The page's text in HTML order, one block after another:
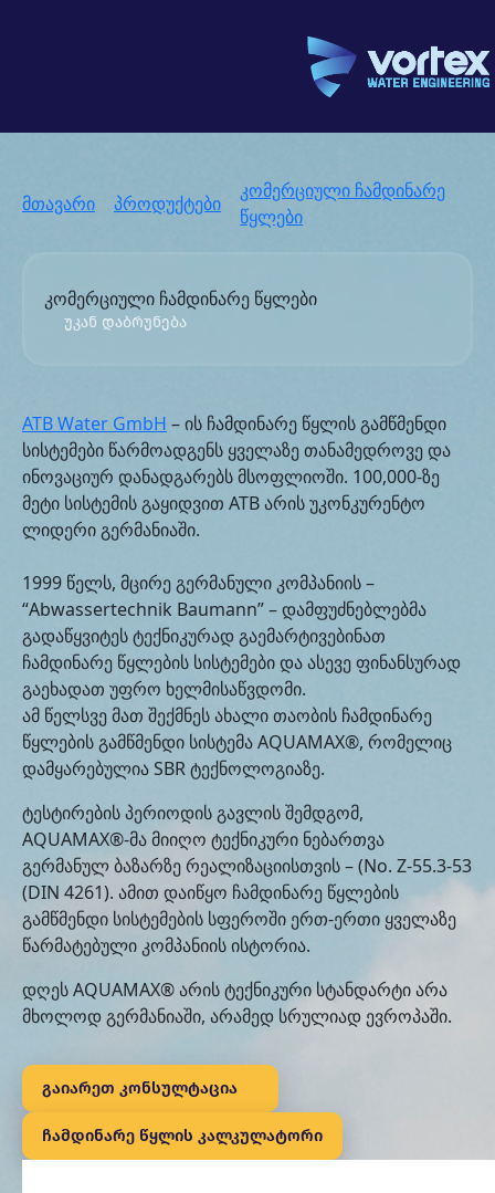
მთავარი პროდუქტები
კომერციული ჩამდინარე
წყლები
კომერციული ჩამდინარე წყლები
უკან დაბრუნება
ATB Water GmbH – ის ჩამდინარე წყლის გამწმენდი
სისტემები წარმოადგენს ყველაზე თანამედროვე და
ინოვაციურ დანადგარებს მსოფლიოში. 100,000-ზე
მეტი სისტემის გაყიდვით ATB არის უკონკურენტო
ლიდერი გერმანიაში.
1999 წელს, მცირე გერმანული კომპანიის –
“Abwassertechnik Baumann” – დამფუძნებლებმა
გადაწყვიტეს ტექნიკურად გაემარტივებინათ
ჩამდინარე წყლების სისტემები და ასევე ფინანსურად
გაეხადათ უფრო ხელმისაწვდომი.
ამ წელსვე მათ შექმნეს ახალი თაობის ჩამდინარე
წყლების გამწმენდი სისტემა AQUAMAX®, რომელიც
დამყარებულია SBR ტექნოლოგიაზე.
ტესტირების პერიოდის გავლის შემდგომ,
AQUAMAX®-მა მიიღო ტექნიკური ნებართვა
გერმანულ ბაზარზე რეალიზაციისთვის – (No. Z-55.3-53
(DIN 4261). ამით დაიწყო ჩამდინარე წყლების
გამწმენდი სისტემების სფეროში ერთ-ერთი ყველაზე
წარმატებული კომპანიის ისტორია.
დღეს AQUAMAX® არის ტექნიკური სტანდარტი არა
მხოლოდ გერმანიაში, არამედ სრულიად ევროპაში.
გაიარეთ კონსულტაცია
ჩამდინარე წყლის კალკულატორი